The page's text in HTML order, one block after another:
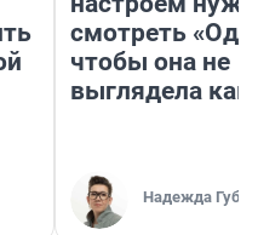
смотреть
чтобы она не
выглядела как
Надежда